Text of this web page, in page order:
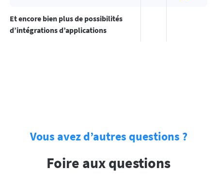
Et encore bien plus de possibilités
d’intégrations d’applications
Vous avez d’autres questions ?
Foire aux questions